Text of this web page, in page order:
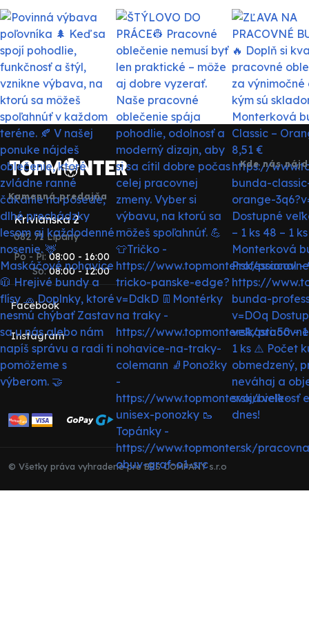
Kamenná predajňa
Krivianska 2
082 71 Lipany
Po - Pi:
So:
08:00 - 16:00
08:00 - 12:00
Facebook
Instagram
Kde nás
© Všetky práva vyhradené pre BRS COMPANY s.r.o